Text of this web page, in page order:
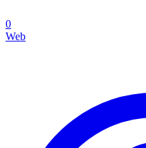
0
Web